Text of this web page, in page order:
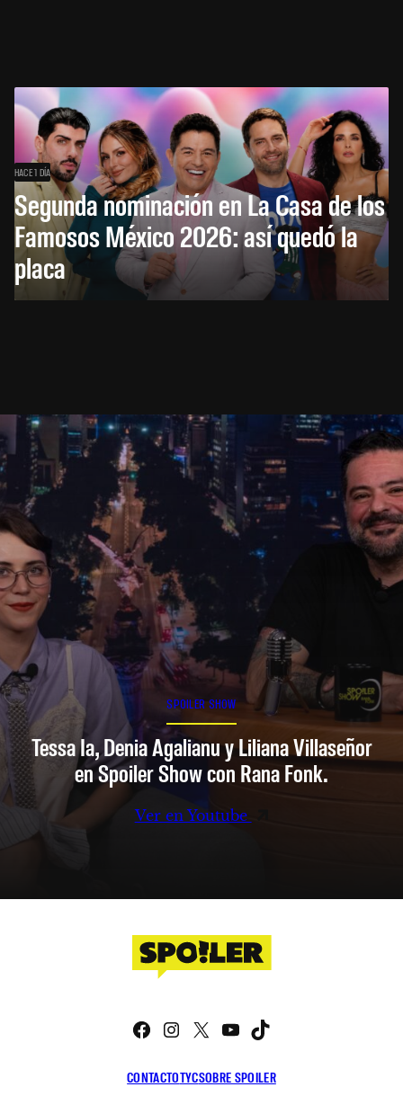
HACE 1 DÍA
Segunda nominación en La Casa de los
Famosos México 2026: así quedó la
placa
SPOILER SHOW
Tessa Ia, Denia Agalianu y Liliana Villaseñor
en Spoiler Show con Rana Fonk.
Ver en Youtube
CONTACTOTYCSOBRE SPOILER
Facebook
Instagram
X YouTube